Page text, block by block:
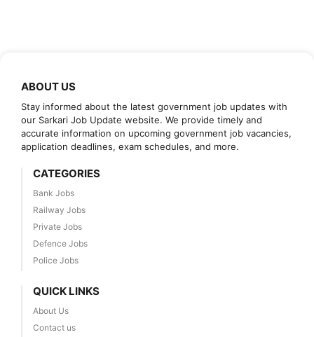
ABOUT US
Stay informed about the latest government job updates with
our Sarkari Job Update website. We provide timely and
accurate information on upcoming government job vacancies,
application deadlines, exam schedules, and more.
CATEGORIES
Bank Jobs
Railway Jobs
Private Jobs
Defence Jobs
Police Jobs
QUICK LINKS
About Us
Contact us